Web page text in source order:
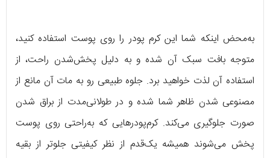
به‌محض اینکه شما این کرم پودر را روی پوست استفاده کنید،
متوجه بافت سبک آن شده و به دلیل پخش‌شدن راحت، از
استفاده آن لذت خواهید برد. جلوه طبیعی رو به مات آن مانع از
مصنوعی شدن ظاهر شما شده و در طولانی‌مدت از براق شدن
صورت جلوگیری می‌کند. کرم‌پودرهایی که به‌راحتی روی پوست
پخش می‌شوند همیشه یک‌قدم از نظر کیفیتی جلوتر از بقیه